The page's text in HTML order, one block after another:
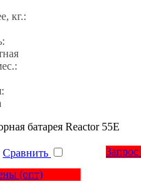
кг.:
батарея Reactor 55Е
Сравнить
(опт)